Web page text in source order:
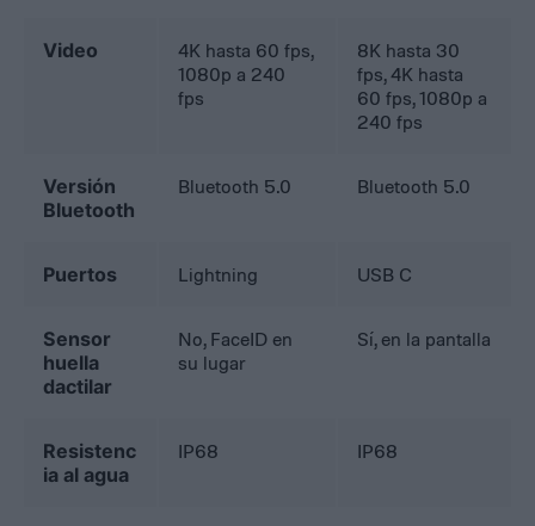
Video
4K hasta 60 fps,
1080p a 240
fps
8K hasta 30
fps, 4K hasta
60 fps, 1080p a
240 fps
Versión
Bluetooth
Bluetooth 5.0 Bluetooth 5.0
Puertos Lightning USB C
Sensor
huella
dactilar
No, FaceID en
su lugar
Sí, en la pantalla
Resistenc
ia al agua
IP68 IP68